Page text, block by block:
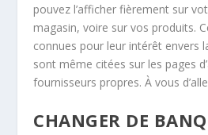
pouvez l’afficher fièrement sur
magasin, voire sur vos produits.
connues pour leur intérêt envers
sont même citées sur les pages
fournisseurs propres. À vous
CHANGER DE